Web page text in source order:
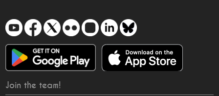
Join the team!